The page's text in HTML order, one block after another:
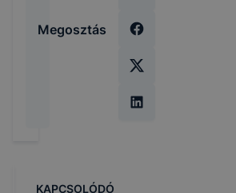
Megosztás
KAPCSOLÓDÓ